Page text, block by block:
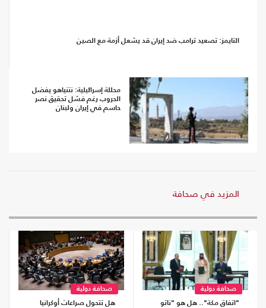
التايمز: تصعيد ترامب ضد إيران قد يشعل أزمة مع الصين
محللة إسرائيلية: نتنياهو يفضل
الحروب رغم فشل تحقيق نصر
حاسم في إيران ولبنان
المزيد في صحافة
صحافة دولية
"اتفاق مكة".. هل هو "ناتو
صحافة دولية
هل تتحول صراعات أوكرانيا